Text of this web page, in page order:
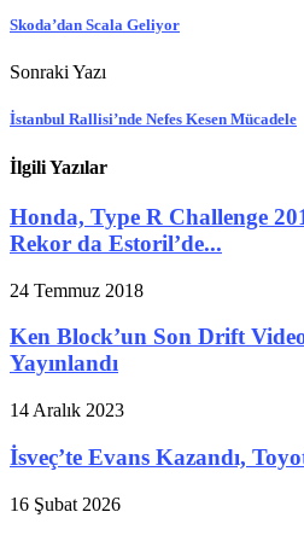
Skoda’dan Scala Geliyor
Sonraki Yazı
İstanbul Rallisi’nde Nefes Kesen Mücadele
İlgili Yazılar
Honda, Type R Challenge
Rekor da Estoril’de...
24 Temmuz 2018
Ken Block’un Son Drift
Yayınlandı
14 Aralık 2023
İsveç’te Evans Kazandı,
16 Şubat 2026